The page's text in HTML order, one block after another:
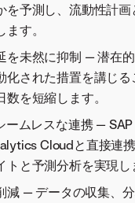
を予測し、流動性計
す。
を未然に抑制 — 潜在
化された措置を講じ
数を短縮します。
ームレスな連携 —
Cloudと直接連
トと予測分析を実現し
減 — データの収集、